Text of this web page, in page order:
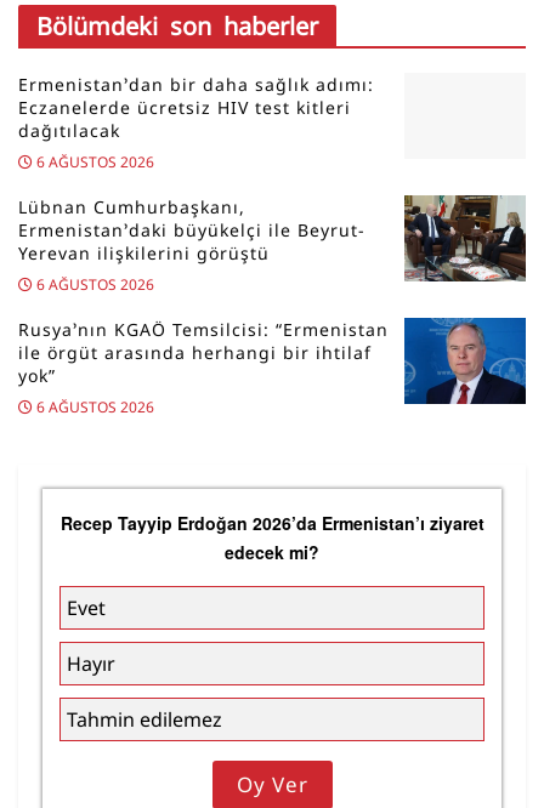
Bölümdeki son haberler
Ermenistan’dan bir daha sağlık adımı:
Eczanelerde ücretsiz HIV test kitleri
dağıtılacak
6 AĞUSTOS 2026
Lübnan Cumhurbaşkanı,
Ermenistan’daki büyükelçi ile Beyrut-
Yerevan ilişkilerini görüştü
6 AĞUSTOS 2026
Rusya’nın KGAÖ Temsilcisi: “Ermenistan
ile örgüt arasında herhangi bir ihtilaf
yok”
6 AĞUSTOS 2026
Recep Tayyip Erdoğan 2026’da Ermenistan’ı ziyaret
edecek mi?
Evet
Hayır
Tahmin edilemez